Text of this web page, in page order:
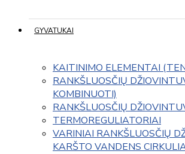
GYVATUKAI
KAITINIMO ELEMENTAI
RANKŠLUOSČIŲ
KOMBINUOTI)
RANKŠLUOSČIŲ
TERMOREGULIATORIAI
VARINIAI RANKŠLUOSČIŲ
KARŠTO VANDENS